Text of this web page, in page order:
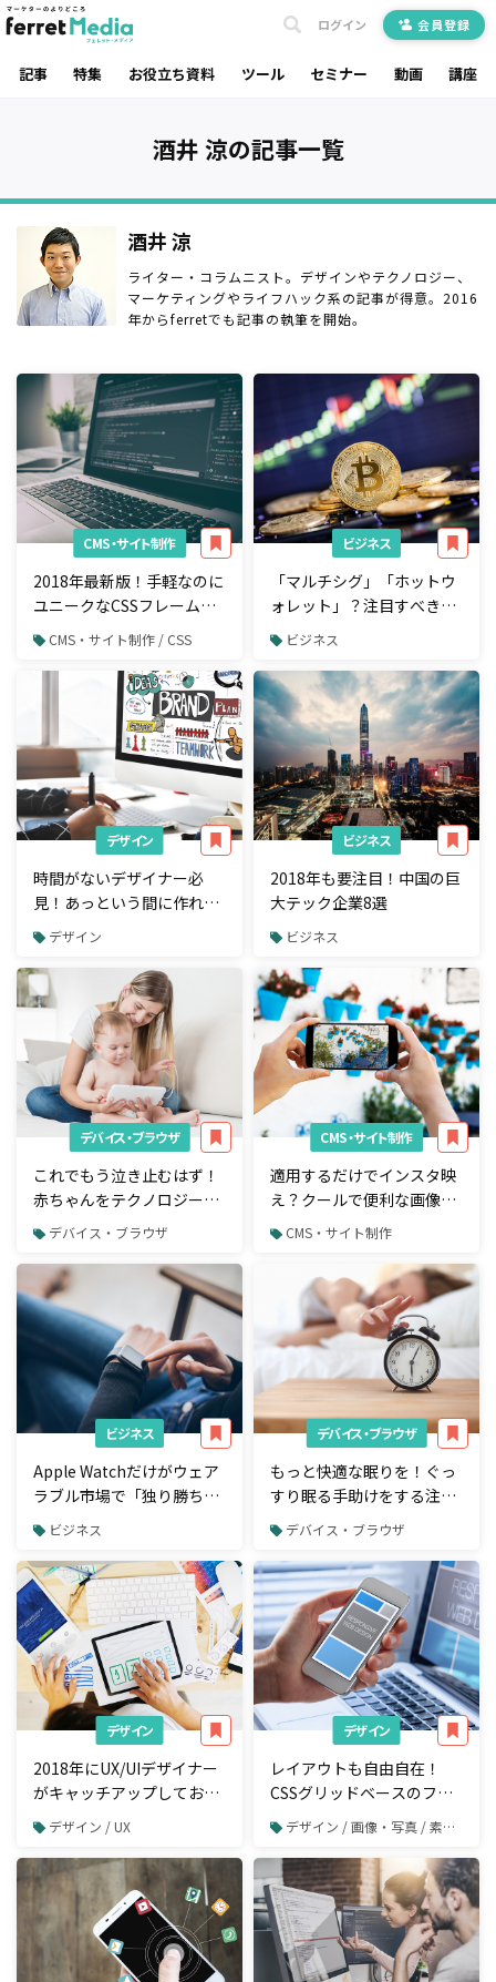
記事 特集 お役立ち資料 ツール セミナー 動画 講座
ログイン 会員登録
酒井 涼の記事一覧
酒井 涼
ライター・コラムニスト。デザインやテクノロジー、
マーケティングやライフハック系の記事が得意。2016
年からferretでも記事の執筆を開始。
CMS・サイト制作
2018年最新版！手軽なのに
ユニークなCSSフレームワ
ーク4選
CMS・サイト制作 / CSS
ビジネス
「マルチシグ」「ホットウ
ォレット」？注目すべき仮
想通貨の重要キーワード7
ビジネス
デザイン
時間がないデザイナー必
見！あっという間に作れて
しまうロゴジェネレーター
7選
デザイン
ビジネス
2018年も要注目！中国の巨
大テック企業8選
ビジネス
デバイス・ブラウザ
これでもう泣き止むはず！
赤ちゃんをテクノロジーの
力で守る注目の「ベビーテ
デバイス・ブラウザ
CMS・サイト制作
適用するだけでインスタ映
え？クールで便利な画像フ
ィルター系CSSライブラリ5
CMS・サイト制作
ビジネス
Apple Watchだけがウェア
ラブル市場で「独り勝ち」
する5つの理由
ビジネス
デバイス・ブラウザ
もっと快適な眠りを！ぐっ
すり眠る手助けをする注目
の「スリープテック」5選
デバイス・ブラウザ
デザイン
2018年にUX/UIデザイナー
がキャッチアップしておき
たい4つの変化
デザイン / UX
デザイン
レイアウトも自由自在！
CSSグリッドベースのフレ
ームワーク4選
デザイン / 画像・写真 / 素材サイト